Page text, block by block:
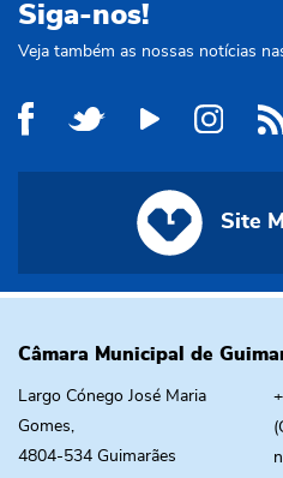
Siga-nos!
Veja também as nossas notícias
Site
Câmara Municipal de
Largo Cónego José Maria
Gomes,
4804-534 Guimarães